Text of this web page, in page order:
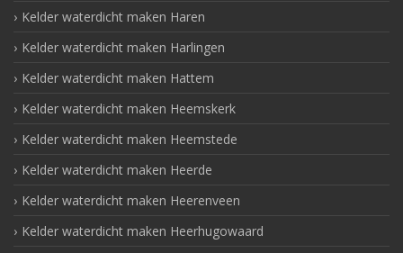
Kelder waterdicht maken Haren
Kelder waterdicht maken Harlingen
Kelder waterdicht maken Hattem
Kelder waterdicht maken Heemskerk
Kelder waterdicht maken Heemstede
Kelder waterdicht maken Heerde
Kelder waterdicht maken Heerenveen
Kelder waterdicht maken Heerhugowaard